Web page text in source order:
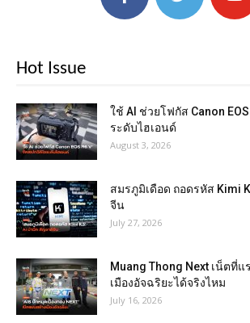
Hot Issue
ใช้ AI ช่วยโฟกัส Canon
ระดับไฮเอนด์
August 3, 2026
สมรภูมิเดือด ถอดรหัส Kimi
จีน
July 27, 2026
Muang Thong Next เน็ตที่
เมืองอัจฉริยะได้จริงไหม
July 16, 2026